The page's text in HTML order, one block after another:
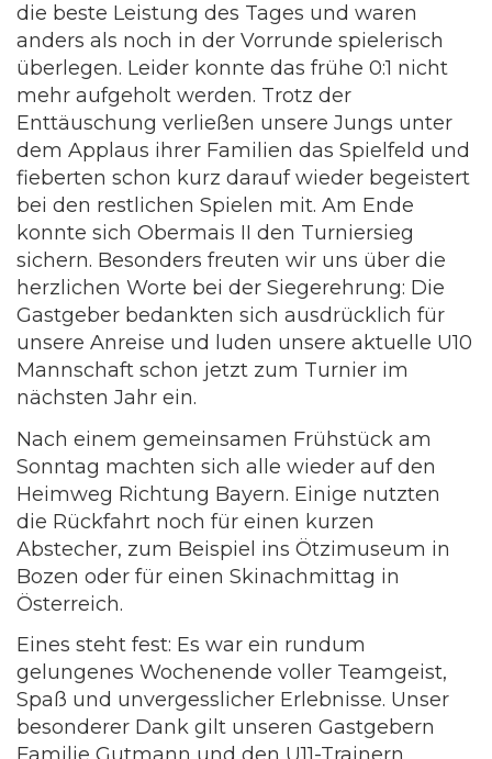
die beste Leistung des Tages und waren
anders als noch in der Vorrunde spielerisch
überlegen. Leider konnte das frühe 0:1 nicht
mehr aufgeholt werden. Trotz der
Enttäuschung verließen unsere Jungs unter
dem Applaus ihrer Familien das Spielfeld und
fieberten schon kurz darauf wieder begeistert
bei den restlichen Spielen mit. Am Ende
konnte sich Obermais II den Turniersieg
sichern. Besonders freuten wir uns über die
herzlichen Worte bei der Siegerehrung: Die
Gastgeber bedankten sich ausdrücklich für
unsere Anreise und luden unsere aktuelle U10
Mannschaft schon jetzt zum Turnier im
nächsten Jahr ein.
Nach einem gemeinsamen Frühstück am
Sonntag machten sich alle wieder auf den
Heimweg Richtung Bayern. Einige nutzten
die Rückfahrt noch für einen kurzen
Abstecher, zum Beispiel ins Ötzimuseum in
Bozen oder für einen Skinachmittag in
Österreich.
Eines steht fest: Es war ein rundum
gelungenes Wochenende voller Teamgeist,
Spaß und unvergesslicher Erlebnisse. Unser
besonderer Dank gilt unseren Gastgebern